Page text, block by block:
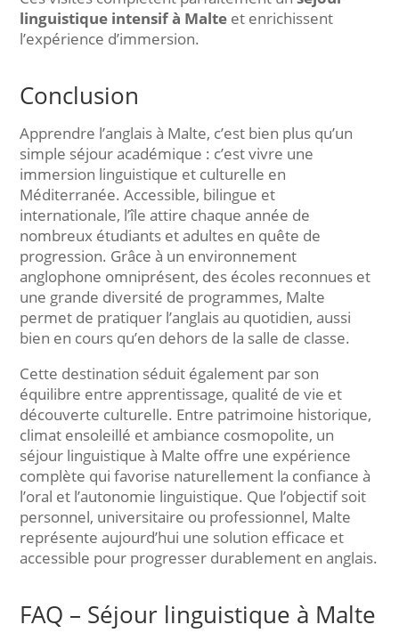
linguistique intensif à Malte et enrichissent
l’expérience d’immersion.
Conclusion
Apprendre l’anglais à Malte, c’est bien plus qu’un
simple séjour académique : c’est vivre une
immersion linguistique et culturelle en
Méditerranée. Accessible, bilingue et
internationale, l’île attire chaque année de
nombreux étudiants et adultes en quête de
progression. Grâce à un environnement
anglophone omniprésent, des écoles reconnues et
une grande diversité de programmes, Malte
permet de pratiquer l’anglais au quotidien, aussi
bien en cours qu’en dehors de la salle de classe.
Cette destination séduit également par son
équilibre entre apprentissage, qualité de vie et
découverte culturelle. Entre patrimoine historique,
climat ensoleillé et ambiance cosmopolite, un
séjour linguistique à Malte offre une expérience
complète qui favorise naturellement la confiance à
l’oral et l’autonomie linguistique. Que l’objectif soit
personnel, universitaire ou professionnel, Malte
représente aujourd’hui une solution efficace et
accessible pour progresser durablement en anglais.
FAQ – Séjour linguistique à Malte